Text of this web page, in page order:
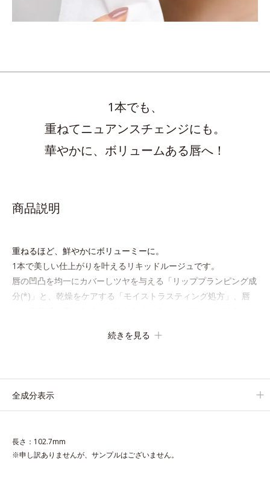
1本でも、
重ねてニュアンスチェンジにも。
華やかに、ボリュームある唇へ！
商品説明
重ねるほど、鮮やかにボリューミーに。
1本で美しい仕上がりを叶えるリキッドルージュです。
唇の凹凸を均一にカバーしツヤを与える「リッププランピング成
分(*)」と、乾燥をケアする「モイストラスティング処方」、唇
酸エチルヘキシル、ジメチルシリル化シリカ、BG、ペンチレン
続きを見る
全成分表示
長さ：102.7mm
※申し訳ありませんが、サンプルはございません。